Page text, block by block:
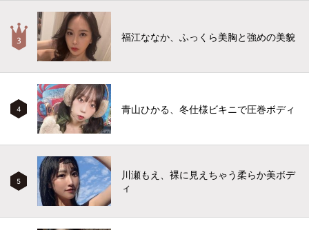
福江ななか、ふっくら美胸と強めの美貌
4 青山ひかる、冬仕様ビキニで圧巻ボディ
5
川瀬もえ、裸に見えちゃう柔らか美ボデ
ィ